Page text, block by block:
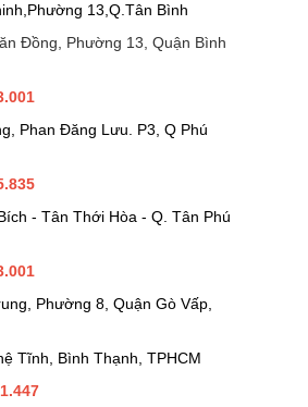
13,Q.Tân Bình
Đồng, Phường 13, Quận Bình
Phan Đăng Lưu. P3, Q Phú
- Tân Thới Hòa - Q. Tân Phú
Phường 8, Quận Gò Vấp,
Tĩnh, Bình Thạnh, TPHCM